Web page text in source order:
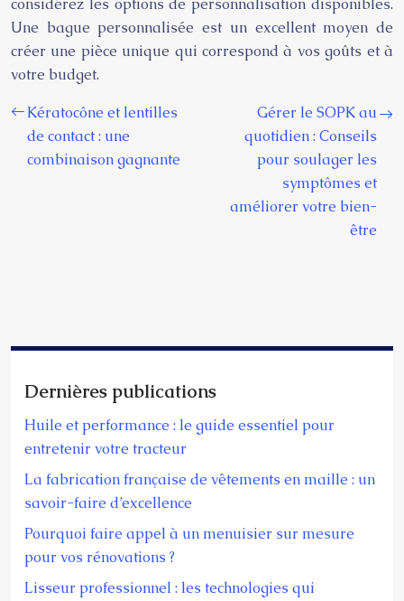
considérez les options de personnalisation disponibles.
Une bague personnalisée est un excellent moyen de
créer une pièce unique qui correspond à vos goûts et à
votre budget.
Kératocône et lentilles
de contact : une
combinaison gagnante
Gérer le SOPK au
quotidien : Conseils
pour soulager les
symptômes et
améliorer votre bien-
être
Dernières publications
Huile et performance : le guide essentiel pour
entretenir votre tracteur
La fabrication française de vêtements en maille : un
savoir-faire d’excellence
Pourquoi faire appel à un menuisier sur mesure
pour vos rénovations ?
Lisseur professionnel : les technologies qui